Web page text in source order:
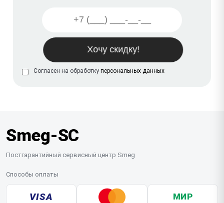
Согласен на обработку персональных данных
Smeg-SC
Постгарантийный сервисный центр Smeg
Способы оплаты
VISA МИР